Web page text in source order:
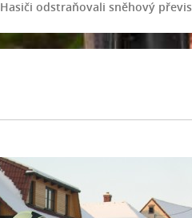
Hasiči odstraňovali sněhový převis